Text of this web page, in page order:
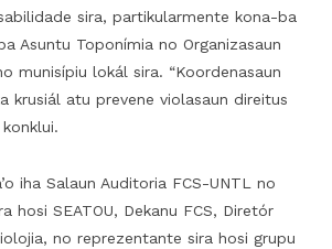
sira, partikularmente kona-ba
Asuntu Toponímia no Organizasaun
munisípiu lokál sira. “Koordenasaun
krusiál atu prevene violasaun direitus
iha Salaun Auditoria FCS-UNTL no
hosi SEATOU, Dekanu FCS, Diretór
no reprezentante sira hosi grupu